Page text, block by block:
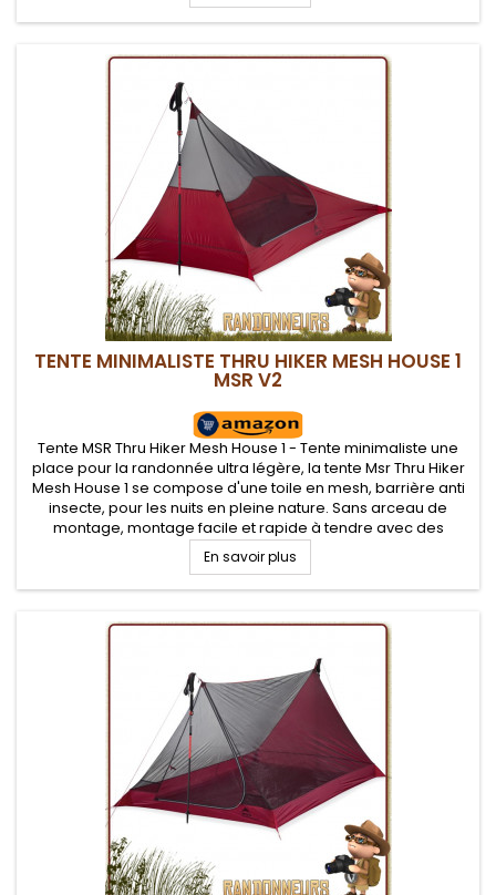
TENTE MINIMALISTE THRU HIKER MESH HOUSE 1
MSR V2
Tente MSR Thru Hiker Mesh House 1 - Tente minimaliste une
place pour la randonnée ultra légère, la tente Msr Thru Hiker
Mesh House 1 se compose d'une toile en mesh, barrière anti
insecte, pour les nuits en pleine nature. Sans arceau de
montage, montage facile et rapide à tendre avec des
bâtons de marche ou mâts en option
En savoir plus